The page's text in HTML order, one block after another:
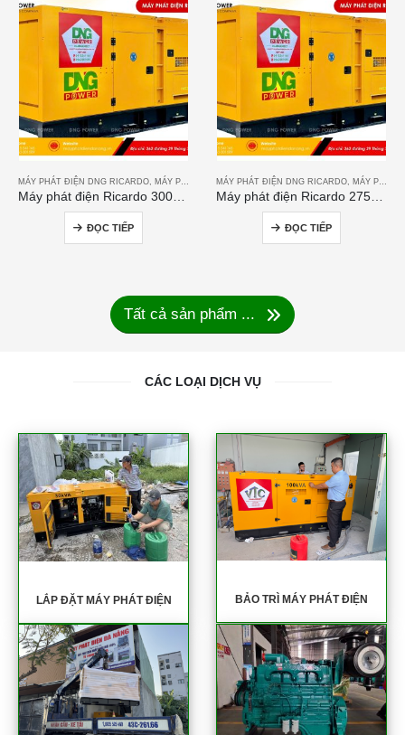
MÁY PHÁT ĐIỆN DNG RICARDO MÁY PHÁT ĐIỆN RICARDO
ĐỌC TIẾP
MÁY PHÁT ĐIỆN DNG RICARDO MÁY PHÁT ĐIỆN RICARDO
ĐỌC TIẾP
Tất cả sản phẩm ...
CÁC LOẠI DỊCH VỤ
LẮP ĐẶT MÁY PHÁT ĐIỆN BẢO TRÌ MÁY PHÁT ĐIỆN